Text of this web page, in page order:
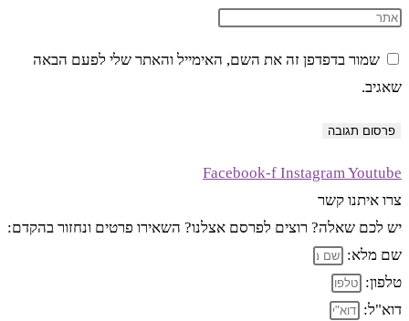
שמור בדפדפן זה את השם, האימייל והאתר שלי לפעם הבאה
שאגיב.
Facebook-f InstagramYoutube
צרו איתנו קשר
יש לכם שאלה? רוצים לפרסם אצלנו? השאירו פרטים ונחזור בהקדם:
שם מלא:
טלפון:
דוא"ל: